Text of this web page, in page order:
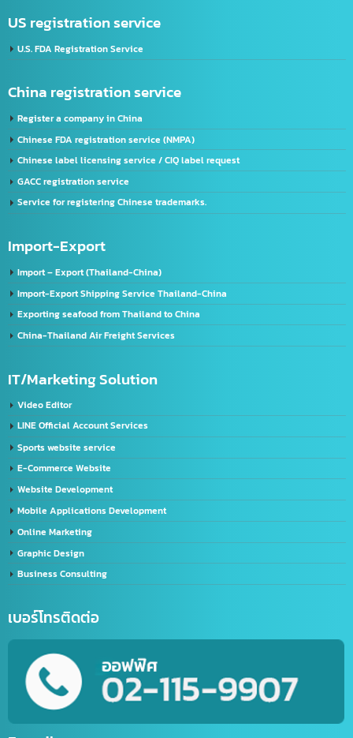
Company registration service
VISA & Work Permit
US registration service
U.S. FDA Registration Service
China registration service
Register a company in China
Chinese FDA registration service (NMPA)
GACC registration service
Service for registering Chinese trademarks.
Import-Export
Import – Export (Thailand-China)
Import-Export Shipping Service Thailand-China
China-Thailand Air Freight Services
IT/Marketing Solution
Video Editor
LINE Official Account Services
Sports website service
E-Commerce Website
Website Development
Online Marketing
Business Consulting
เบอร์โทรติดต่อ